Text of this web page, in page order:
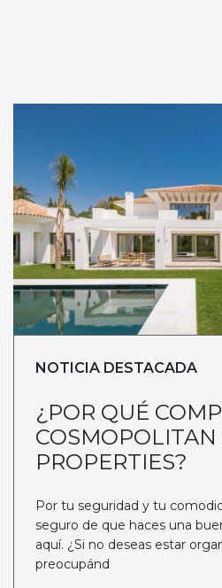
NOTICIA DESTACADA
¿POR QUÉ
COSMOPOLITAN
PROPERTIES?
Por tu seguridad y tu
seguro de que haces una
aquí. ¿Si no deseas estar
preocupánd